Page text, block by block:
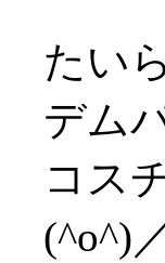
たい
デム
コス
(^o^)